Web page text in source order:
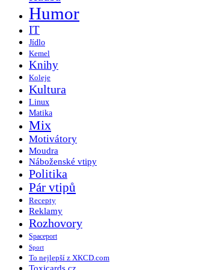
Humor
IT
Jídlo
Kemel
Knihy
Koleje
Kultura
Linux
Matika
Mix
Motivátory
Moudra
Náboženské vtipy
Politika
Pár vtipů
Recepty
Reklamy
Rozhovory
Spaceport
Sport
To nejlepší z XKCD.com
Toxicards.cz